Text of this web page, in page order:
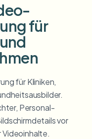
für
für Kliniken,
Personal-
vor
Videoinhalte.